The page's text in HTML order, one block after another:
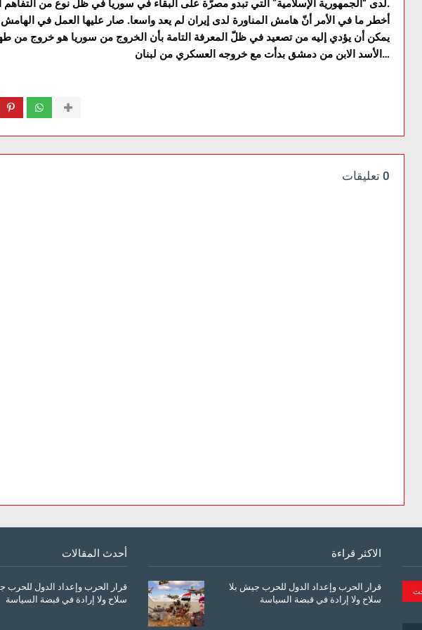
لدى “الجمهورية الإسلامية” التي تبدو مصرّة على البقاء في سوريا في ظلّ نوع من التفاهم الروسي – الإسرائيلي.
أخطر ما في الأمر أنّ هامش المناورة لدى إيران لم يعد واسعا. صار عليها العمل في
يمكن أن يؤدي إليه من تصعيد في ظلّ المعرفة التامة بأن الخروج من سوريا هو خروج من
الأسد الابن من دمشق بدأت مع خروجه العسكري من لبنان…
0 تعليقات
الاكثر قراءة
قرار الحرب وإعداد الدول للحرب جيش بلا
سلاح ولا إرادة في قبضة السياسة
أحدث المقالات
قرار الحرب وإعداد الدول للحرب
سلاح ولا إرادة في قبضة السياسة